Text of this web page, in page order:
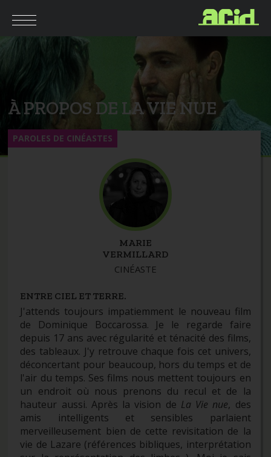
À PROPOS DE LA VIE NUE
MARIE
VERMILLARD
CINÉASTE
ENTRE CIEL ET TERRE.
J'attends toujours impatiemment le nouveau film
de Dominique Boccarossa. Je le regarde faire
depuis 17 ans avec régularité et ténacité des films,
des tableaux. J'y retrouve chaque fois cet univers,
déconcertant pour beaucoup, hors du temps et de
l'air du temps. Ses films nous mettent toujours en
un endroit où nous prenons du recul et de la
hauteur aussi. Après la vision de La Vie nue, des
amis intelligents et sensibles parlaient
merveilleusement bien de cette revisitation de la
vie de Lazare (références bibliques, interprétation
PAROLES DE CINÉASTES